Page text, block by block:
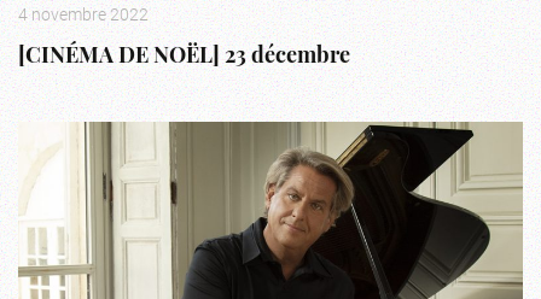
4 novembre 2022
[CINÉMA DE NOËL] 23 décembre